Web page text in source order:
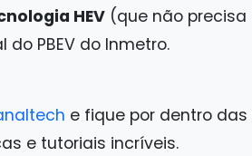
HEV (que não
PBEV do Inmetro.
e fique por dentro
e tutoriais incríveis.